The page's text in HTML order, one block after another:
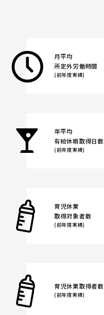
月平均
所定外労働時間
(前年度実績)
年平均
有給休暇取得日数
(前年度実績)
育児休業
取得対象者数
(前年度実績)
育児休業取得者数
(前年度実績)